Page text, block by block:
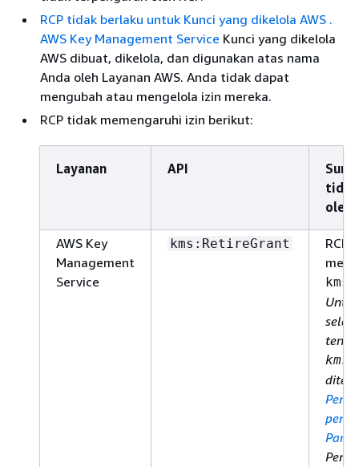
RCP tidak berlaku untuk Kunci yang dikelola AWS .
AWS Key Management Service Kunci yang dikelola
AWS dibuat, dikelola, dan digunakan atas nama
Anda oleh Layanan AWS. Anda tidak dapat
mengubah atau mengelola izin mereka.
RCP tidak memengaruhi izin berikut:
Layanan API
oleh
AWS Key
Management
Service
kms:RetireGrant
RCP